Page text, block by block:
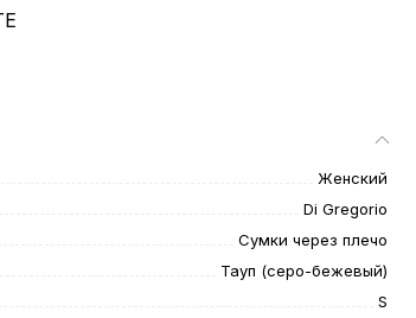
Женский
Di Gregorio
Сумки через плечо
Тауп (серо-бежевый)
S